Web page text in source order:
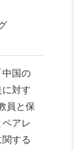
国の
対す
員と保
アレ
する